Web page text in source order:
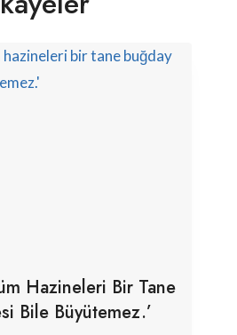
Hazineleri Bir Tane
Bile Büyütemez.’